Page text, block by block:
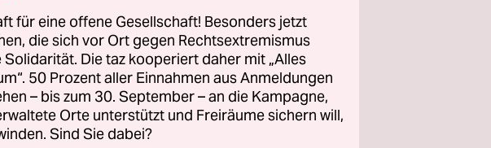
Käfer stehe das große
Insektenforscher
für Umweltforschung
viele andere Kultur-
für eine offene Gesellschaft! Besonders jetzt
die sich vor Ort gegen Rechtsextremismus
Solidarität. Die taz kooperiert daher mit „Alles
50 Prozent aller Einnahmen aus Anmeldungen
– bis zum 30. September – an die Kampagne,
Orte unterstützt und Freiräume sichern will,
Sind Sie dabei?